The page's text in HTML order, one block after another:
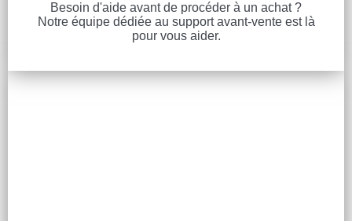
Besoin d'aide avant de procéder à un achat ?
Notre équipe dédiée au support avant-vente est là
pour vous aider.